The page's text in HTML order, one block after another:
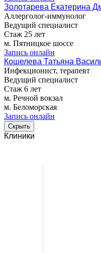
Золотарева Екатерина
Аллерголог-иммунолог
Ведущий специалист
Стаж 25 лет
м. Пятницкое шоссе
Запись онлайн
Кошелева Татьяна
Инфекционист, терапевт
Ведущий специалист
Стаж 6 лет
м. Речной вокзал
м. Беломорская
Запись онлайн
Скрыть
Клиники